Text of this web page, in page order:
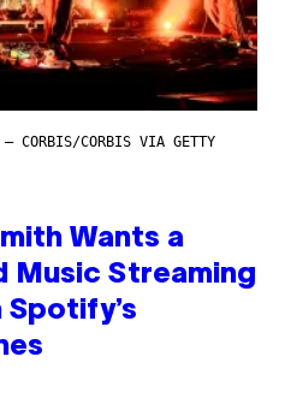
– CORBIS/CORBIS VIA GETTY
Wants a
Music Streaming
Spotify’s